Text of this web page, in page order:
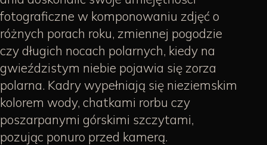
fotograficzne w komponowaniu zdjęć o
różnych porach roku, zmiennej pogodzie
czy długich nocach polarnych, kiedy na
gwieździstym niebie pojawia się zorza
polarna. Kadry wypełniają się nieziemskim
kolorem wody, chatkami rorbu czy
poszarpanymi górskimi szczytami,
pozując ponuro przed kamerą.